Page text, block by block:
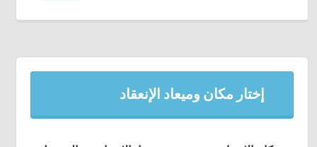
إختار مكان وميعاد الإنعقاد